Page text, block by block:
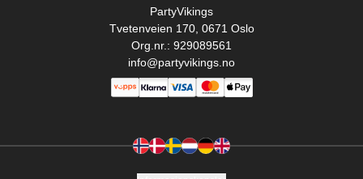
PartyVikings
Tvetenveien 170, 0671 Oslo
Org.nr.: 929089561
info@partyvikings.no